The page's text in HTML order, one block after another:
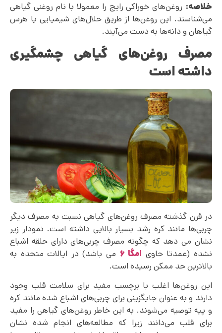
خلاصه: روغن‌های خوراکی رایج را معمولا با نام روغنی گیاهی
می‌شناسند. این روغن‌ها از طریق حلال‌های شیمیایی یا هرس
گیاهان و دانه‌ها به دست می‌آیند.
مصرف روغن‌های گیاهی چشمگیری
داشته است
در قرن گذشته مصرف روغن‌های گیاهی نسبت به مصرف دیگر
چربی‌ها مانند کره رشد بسیار بالایی داشته است. نمودار زیر
نشان می دهد که چگونه مصرف چربی‌های دارای حلقه اشباع
نشده (عمدتا حاوی امگا ۶
می باشد) در ایالات متحده به
بالاترین حد ممکن رسیده است.
این روغن‌ها اغلب با برچسب مفید برای سلامت قلب وجود
دارند و به عنوان جایگزینی برای چربی‌های اشباع شده مانند کره
و پیه توصیه می‌‌شوند. به این خاطر روغن‌های گیاهی را مفید
برای قلب می‌دانند زیرا که مطالعه‌های انجام شده نشان